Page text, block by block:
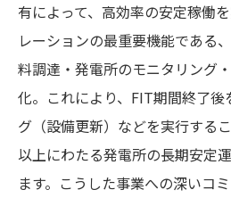
有によって、高効率の安定稼働
レーションの最重要機能である
料調達・発電所のモニタリング
化。これにより、FIT期間終了
グ（設備更新）などを実行する
以上にわたる発電所の長期安定
ます。こうした事業への深いコ